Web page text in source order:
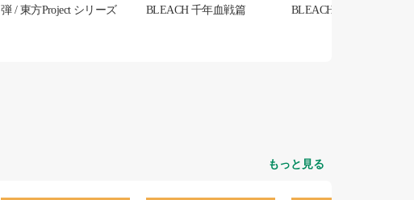
弾 / 東方Project シリーズ
BLEACH 千年血戦篇
BLEACH 千年血戦篇
もっと見る